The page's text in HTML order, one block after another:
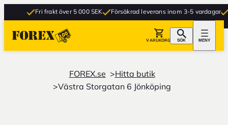
Fri frakt över 5 000 SEK Försäkrad leverans inom 3-5 vardagar
VARUKORG SÖK MENY
FOREX.se
Hitta butik
Västra Storgatan 6 Jönköping